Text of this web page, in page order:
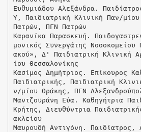
Ευθυμιάδου Αλεξάνδρα.
Υ, Παιδιατρική Κλινική Παν/μίου
Πατρών, ΠΓΝ Πατρών
Καρανίκα Παρασκευή.
μονικός Συνεργάτης
ακού», Δ' Παιδιατρική Κλινική
ίου Θεσσαλονίκης
Κασίμος Δημήτριος. Επίκουρος
Παιδιατρικής, Παιδιατρική
ν/μίου Θράκης, ΠΓΝ
Μαντζουράνη Εύα. Καθηγήτρια
Κρήτης, Διευθύντρια
ακλείου
Μαυρουδή Αντιγόνη. Παιδίατρος,